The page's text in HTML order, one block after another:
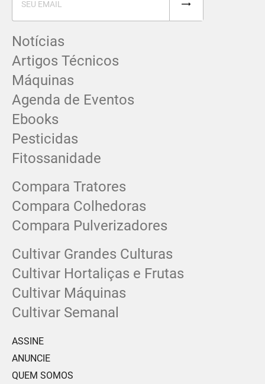
Notícias
Artigos Técnicos
Máquinas
Agenda de Eventos
Ebooks
Pesticidas
Fitossanidade
Compara Tratores
Compara Colhedoras
Compara Pulverizadores
Cultivar Grandes Culturas
Cultivar Hortaliças e Frutas
Cultivar Máquinas
Cultivar Semanal
ASSINE
ANUNCIE
QUEM SOMOS